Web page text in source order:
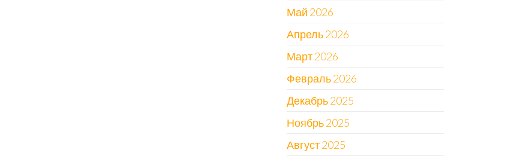
Май 2026
Апрель 2026
Март 2026
Февраль 2026
Декабрь 2025
Ноябрь 2025
Август 2025